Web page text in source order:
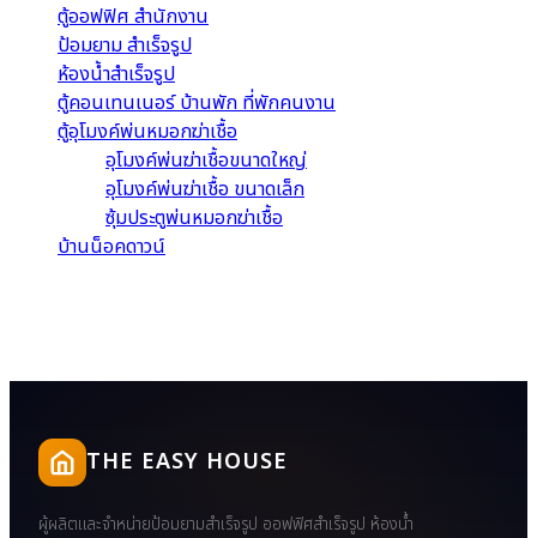
ตู้ออฟฟิศ สำนักงาน
ป้อมยาม สำเร็จรูป
ห้องน้ำสำเร็จรูป
ตู้คอนเทนเนอร์ บ้านพัก ที่พักคนงาน
ตู้อุโมงค์พ่นหมอกฆ่าเชื้อ
อุโมงค์พ่นฆ่าเชื้อขนาดใหญ่
อุโมงค์พ่นฆ่าเชื้อ ขนาดเล็ก
ซุ้มประตูพ่นหมอกฆ่าเชื้อ
บ้านน็อคดาวน์
THE EASY HOUSE
ผู้ผลิตและจำหน่ายป้อมยามสำเร็จรูป ออฟฟิศสำเร็จรูป ห้องน้ำ